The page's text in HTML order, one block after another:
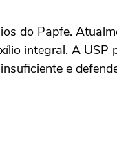
do Papfe.
integral. A
e